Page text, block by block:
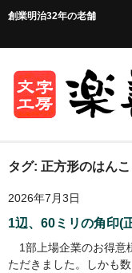
創業明治32年の老舗
ホーム
ご注文方法
ご注文の流れ
お支払い方法・送
タグ: 正方形のはんこ
2026年7月3日
1辺、60ミリの角印(
1部上場企業のお得意
ただきました。しかも